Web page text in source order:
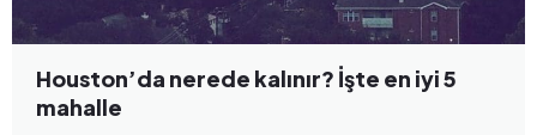
Houston’da nerede kalınır? İşte en iyi 5
mahalle